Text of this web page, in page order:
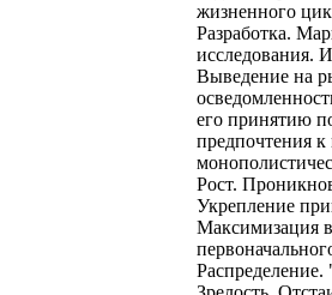
жизненного
Разработка.
исследования.
Выведение на
его принятию
предпочтения
Рост.
Укрепление
Максимизация
Распределение.